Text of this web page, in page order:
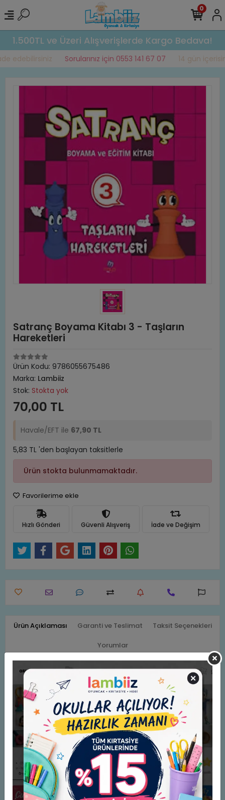
1.500TL ve Üzeri Alışverişlerde Kargo Bedava!
edebilirsiniz Sorularınız için 0553 141 67 07 14 gün
0
Satranç Boyama Kitabı 3 - Taşların
Hareketleri
Ürün Kodu: 9786055675486
Marka: Lambiiz
Stok: Stokta yok
70,00 TL
Havale/EFT ile 67,90 TL
5,83 TL 'den başlayan taksitlerle
Ürün stokta bulunmamaktadır.
Favorilerime ekle
Hızlı Gönderi Güvenli Alışveriş İade ve Değişim
Ürün Açıklaması Garanti ve Teslimat Taksit Seçenekleri
Yorumlar
Benzer Ürünler